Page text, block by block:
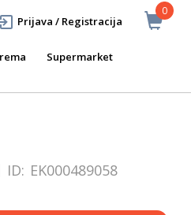
0
Prijava / Registracija
Supermarket
ID: EK000489058